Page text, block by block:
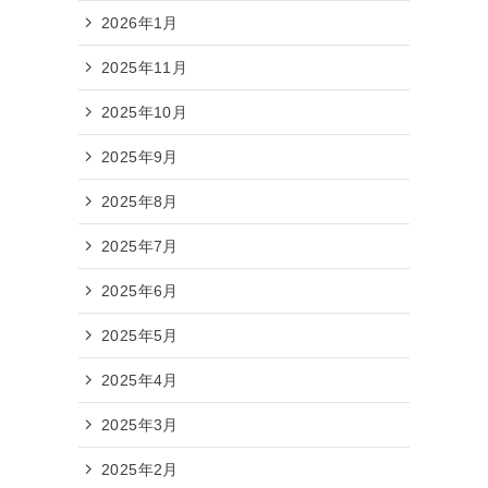
2026年1月
2025年11月
2025年10月
2025年9月
2025年8月
2025年7月
2025年6月
2025年5月
2025年4月
2025年3月
2025年2月